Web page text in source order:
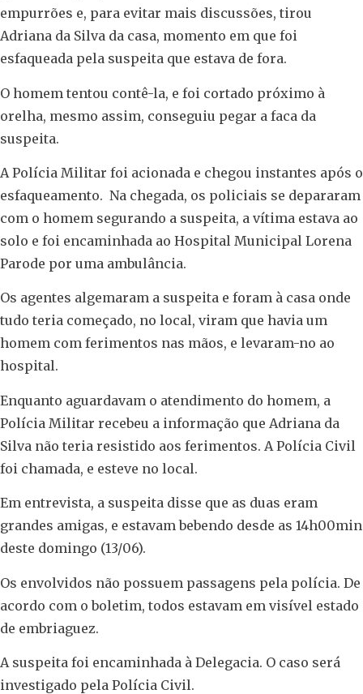
empurrões e, para evitar mais discussões, tirou
Adriana da Silva da casa, momento em que foi
esfaqueada pela suspeita que estava de fora.
O homem tentou contê-la, e foi cortado próximo à
orelha, mesmo assim, conseguiu pegar a faca da
suspeita.
A Polícia Militar foi acionada e chegou instantes após o
esfaqueamento. Na chegada, os policiais se depararam
com o homem segurando a suspeita, a vítima estava ao
solo e foi encaminhada ao Hospital Municipal Lorena
Parode por uma ambulância.
Os agentes algemaram a suspeita e foram à casa onde
tudo teria começado, no local, viram que havia um
homem com ferimentos nas mãos, e levaram-no ao
hospital.
Enquanto aguardavam o atendimento do homem, a
Polícia Militar recebeu a informação que Adriana da
Silva não teria resistido aos ferimentos. A Polícia Civil
foi chamada, e esteve no local.
Em entrevista, a suspeita disse que as duas eram
grandes amigas, e estavam bebendo desde as 14h00min
deste domingo (13/06).
Os envolvidos não possuem passagens pela polícia. De
acordo com o boletim, todos estavam em visível estado
de embriaguez.
A suspeita foi encaminhada à Delegacia. O caso será
investigado pela Polícia Civil.